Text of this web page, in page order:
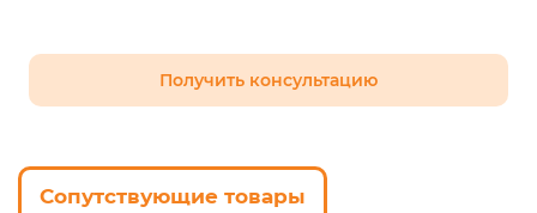
Получить консультацию
Сопутствующие товары